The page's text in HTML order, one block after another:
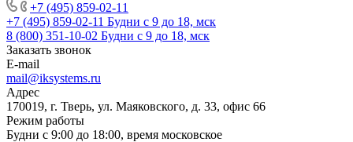
+7 (495) 859-02-11
+7 (495) 859-02-11 Будни с 9 до 18, мск
8 (800) 351-10-02 Будни с 9 до 18, мск
Заказать звонок
E-mail
mail@iksystems.ru
Адрес
170019, г. Тверь, ул. Маяковского, д. 33, офис 66
Режим работы
Будни с 9:00 до 18:00, время московское